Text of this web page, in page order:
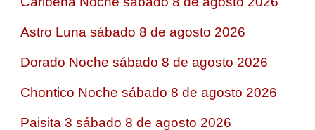
Astro Luna sábado 8 de agosto 2026
Dorado Noche sábado 8 de agosto 2026
Chontico Noche sábado 8 de agosto 2026
Paisita 3 sábado 8 de agosto 2026